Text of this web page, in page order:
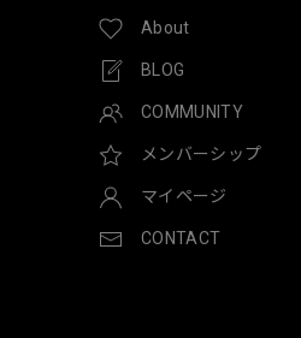
About
BLOG
COMMUNITY
メンバーシップ
マイページ
CONTACT